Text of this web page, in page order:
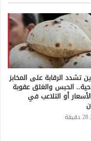
تشدد الرقابة على المخابز
الحبس والغلق عقوبة
أو التلاعب في